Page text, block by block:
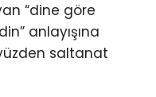
“dine göre
anlayışına
saltanat